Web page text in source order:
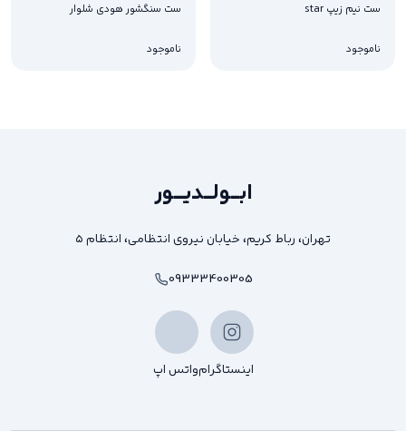
ست نیم زیپ star
ناموجود
ست سنگشور هودی شلوار
ناموجود
ابـــولـــدیــــور
تهران، رباط کریم، خیابان نیروی انتظامی، انتظام ۵
09333400305
اینستاگرامواتس اپ